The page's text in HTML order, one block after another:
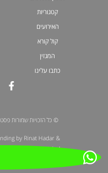
קטגוריות
האירועים
קול קורא
המגזין
כתבו עלינו
© כל הזכויות שמורות
by Rinat Hadar &
| Illustration by Michel